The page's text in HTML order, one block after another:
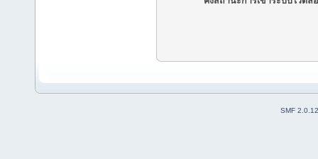
SMF 2.0.12